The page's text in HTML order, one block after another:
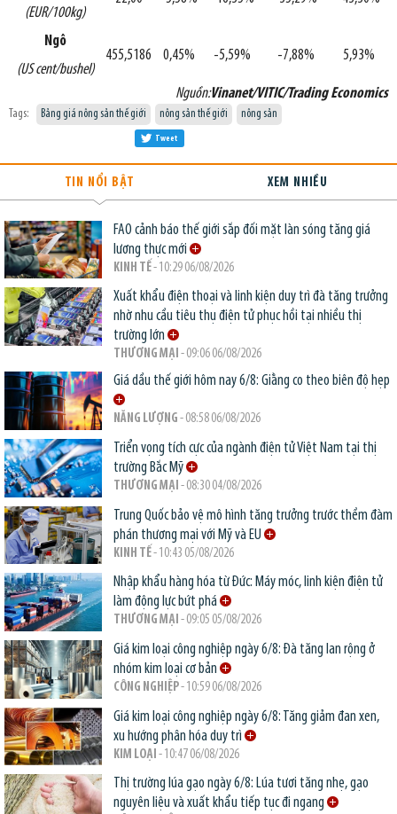
(EUR/100kg)
Ngô
(US cent/bushel)
455,5186 0,45% -5,59% -7,88% 5,93%
Nguồn:Vinanet/VITIC/Trading Economics
Tags: Bảng giá nông sản thế giới nông sản thế giới nông sản
Tweet
TIN NỔI BẬT XEM NHIỀU
FAO cảnh báo thế giới sắp đối mặt làn sóng tăng giá
lương thực mới
KINH TẾ- 10:29 06/08/2026
Xuất khẩu điện thoại và linh kiện duy trì đà tăng trưởng
nhờ nhu cầu tiêu thụ điện tử phục hồi tại nhiều thị
trường lớn
THƯƠNG MẠI - 09:06 06/08/2026
Giá dầu thế giới hôm nay 6/8: Giằng co theo biên độ hẹp
NĂNG LƯỢNG - 08:58 06/08/2026
Triển vọng tích cực của ngành điện tử Việt Nam tại thị
trường Bắc Mỹ
THƯƠNG MẠI - 08:30 04/08/2026
Trung Quốc bảo vệ mô hình tăng trưởng trước thềm đàm
phán thương mại với Mỹ và EU
KINH TẾ- 10:43 05/08/2026
Nhập khẩu hàng hóa từ Đức: Máy móc, linh kiện điện tử
làm động lực bứt phá
THƯƠNG MẠI - 09:05 05/08/2026
Giá kim loại công nghiệp ngày 6/8: Đà tăng lan rộng ở
nhóm kim loại cơ bản
CÔNG NGHIỆP- 10:59 06/08/2026
Giá kim loại công nghiệp ngày 6/8: Tăng giảm đan xen,
xu hướng phân hóa duy trì
KIM LOẠI - 10:47 06/08/2026
Thị trường lúa gạo ngày 6/8: Lúa tươi tăng nhẹ, gạo
nguyên liệu và xuất khẩu tiếp tục đi ngang